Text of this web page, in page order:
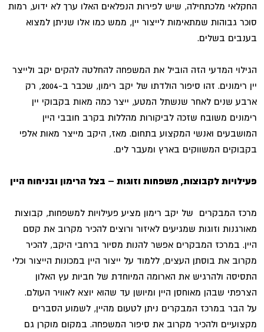
החקלאי מלכתחילה, שיש לפירות הנפלאים האלו ערך לא ידוע, רמות
סוכר גבוהות שמתאימות לייצור יין, ממש כמו אלו שניתן למצוא
בענבים בשלים.
הגילוי המדעי הזה הוביל את המשפחה להחלטה להקים יקב ולייצר
יין רימונים. זהו סיפור הולדתו של יקב רימון, שכבר ב-2004, רק
ארבע שנים לאחר שנשתל המטע, ייצר כמה מאות בקבוקי יין
רימונים משובח שזכה לביקורות מהללות בקרב חובבי היין
המושבעים ואנשי המקצוע בתחום. מאז, היקב מייצר מאות אלפי
בקבוקים המשווקים בארץ ומעבר לים.
פעילויות לקבוצות, משפחות וזוגות – בצל הרימון ובניחוח היין
מרכז המבקרים של יקב רימון מציע פעילויות למשפחות, קבוצות
מאורגנות וזוגות שמגיעים לאיזור ורוצים להכיר מקרוב את קסם
היין. במרכז המבקרים אפשר להנות מסיור ברחבי היקב, להכיר
מקרוב את בוסתן העצים, ללמוד על ייצור היין במכונות הייצור וכלי
התסיסה ולהרגיש את הארומה המיוחדת של חביות עץ האלון
הצרפתי שבהן מאוחסן היין ומיושן עד שהוא יוצא לאוויר העולם.
על הבר במרכז המבקרים ניתן לטעום מהיין, לשמוע הסברים
מקצועיים ולהכיר מקרוב את סיפור המשפחה. במקום מוקרן גם